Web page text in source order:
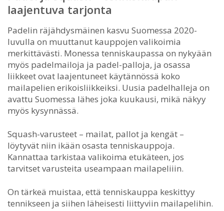
laajentuva tarjonta
Padelin räjähdysmäinen kasvu Suomessa 2020-
luvulla on muuttanut kauppojen valikoimia
merkittävästi. Monessa tenniskaupassa on nykyään
myös padelmailoja ja padel-palloja, ja osassa
liikkeet ovat laajentuneet käytännössä koko
mailapelien erikoisliikkeiksi. Uusia padelhalleja on
avattu Suomessa lähes joka kuukausi, mikä näkyy
myös kysynnässä.
Squash-varusteet – mailat, pallot ja kengät –
löytyvät niin ikään osasta tenniskauppoja.
Kannattaa tarkistaa valikoima etukäteen, jos
tarvitset varusteita useampaan mailapeliiin.
On tärkeä muistaa, että tenniskauppa keskittyy
tennikseen ja siihen läheisesti liittyviin mailapelihin.